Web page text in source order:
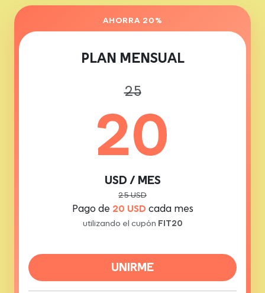
AHORRA 20%
PLAN MENSUAL
25
20
USD / MES
25 USD
Pago de 20 USD cada mes
utilizando el cupón FIT20
UNIRME